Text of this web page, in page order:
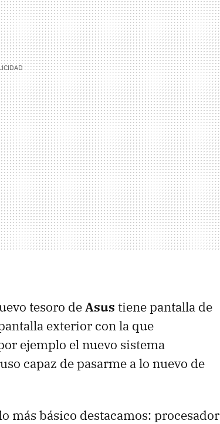
tesoro deAsus tiene pantalla de
exterior con la que
ejemplo el nuevo sistema
capaz de pasarme a lo nuevo de
más básico destacamos: procesador